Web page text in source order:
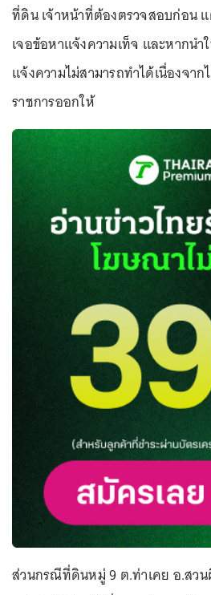
ที่ดิน เจ้าหน้าที่ต้องตรวจสอบก่อน
เจอข้อหาแจ้งความเท็จ และหากน
แจ้งความไม่สามารถทำได้เนื่องจาก
ราชการออกให้
ส่วนกรณีที่ดินหมู่ 9 ต.ท่าเคย อ.สว